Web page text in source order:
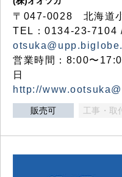
〒047-0028 北海道
TEL：0134-23-7104
営業時間：8:00〜
日
http://
販売可 工事・取